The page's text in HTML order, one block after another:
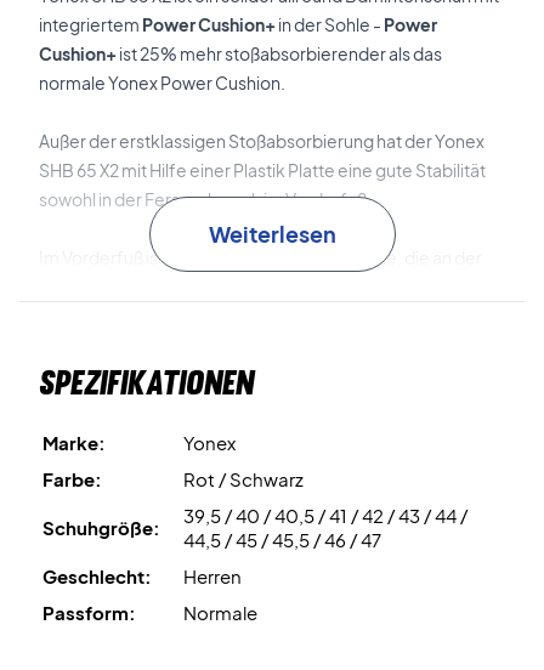
integriertem Power Cushion+in der Sohle - Power
Cushion+ist 25% mehr stoßabsorbierender als das
normale Yonex Power Cushion.
Außer der erstklassigen Stoßabsorbierung hat der Yonex
SHB 65 X2 mit Hilfe einer Plastik Platte eine gute Stabilität
sowohl in der Ferse, als auch im Vorderfuß.
Im Vorderfuß ist die
Technologie, die an der
Technologien!
anwendbar!
Farbe: Rot und Schwarz
Weiterlesen
Spezifikationen
Marke:
Yonex
Farbe:
Rot / Schwarz
Schuhgröße:
39,5 / 40 / 40,5 / 41 / 42 / 43 / 44 /
44,5 / 45 / 45,5 / 46 / 47
Geschlecht:
Herren
Passform:
Normale